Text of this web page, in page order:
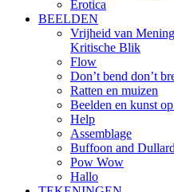
Erotica
BEELDEN
Vrijheid van
Kritische Blik
Flow
Don’t bend don’t
Ratten en muizen
Beelden en kunst
Help
Assemblage
Buffoon and Dullard
Pow Wow
Hallo